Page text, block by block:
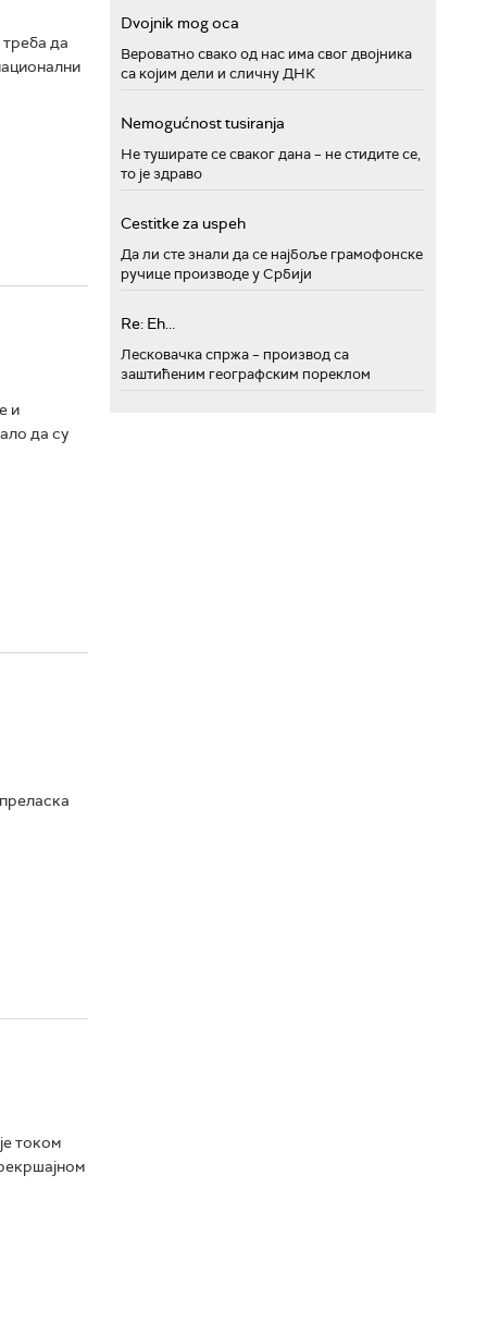
треба да
и
да су
током
Dvojnik mog oca
Вероватно свако од нас има свог двојника
са којим дели и сличну ДНК
Nemogućnost tusiranja
Не туширате се сваког дана – не стидите се,
то је здраво
Cestitke za uspeh
Да ли сте знали да се најбоље грамофонске
ручице производе у Србији
Re: Eh...
Лесковачка спржа – производ са
заштићеним географским пореклом